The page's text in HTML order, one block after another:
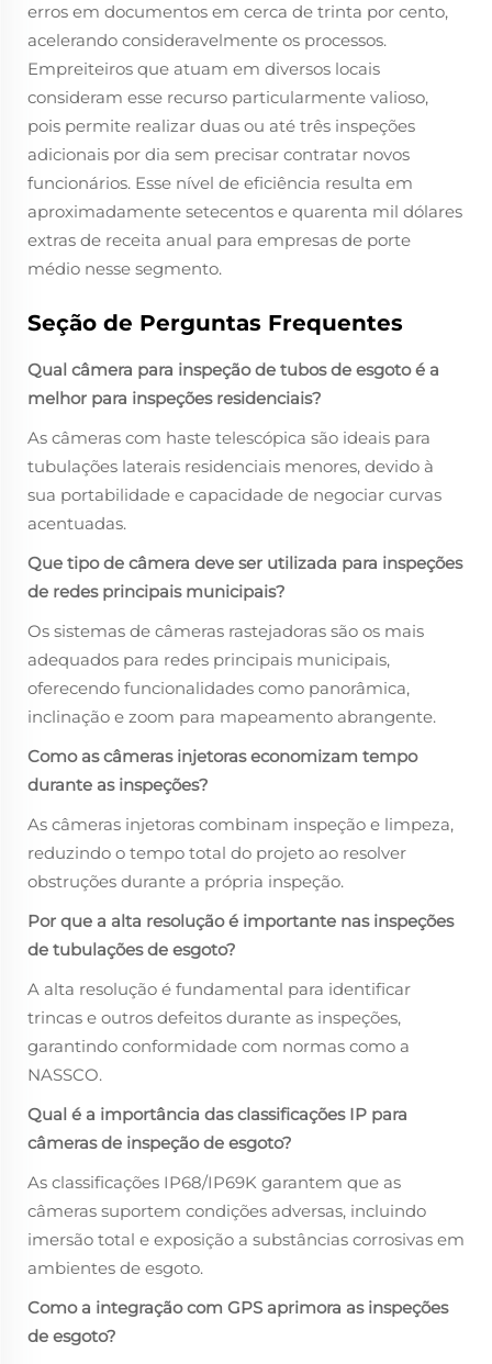
erros em documentos em cerca de trinta por cento,
acelerando consideravelmente os processos.
Empreiteiros que atuam em diversos locais
consideram esse recurso particularmente valioso,
pois permite realizar duas ou até três inspeções
adicionais por dia sem precisar contratar novos
funcionários. Esse nível de eficiência resulta em
aproximadamente setecentos e quarenta mil dólares
extras de receita anual para empresas de porte
médio nesse segmento.
Seção de Perguntas Frequentes
Qual câmera para inspeção de tubos de esgoto é a
melhor para inspeções residenciais?
As câmeras com haste telescópica são ideais para
tubulações laterais residenciais menores, devido à
sua portabilidade e capacidade de negociar curvas
acentuadas.
Que tipo de câmera deve ser utilizada para inspeções
de redes principais municipais?
Os sistemas de câmeras rastejadoras são os mais
adequados para redes principais municipais,
oferecendo funcionalidades como panorâmica,
inclinação e zoom para mapeamento abrangente.
Como as câmeras injetoras economizam tempo
durante as inspeções?
As câmeras injetoras combinam inspeção e limpeza,
reduzindo o tempo total do projeto ao resolver
obstruções durante a própria inspeção.
Por que a alta resolução é importante nas inspeções
de tubulações de esgoto?
A alta resolução é fundamental para identificar
trincas e outros defeitos durante as inspeções,
garantindo conformidade com normas como a
NASSCO.
Qual é a importância das classificações IP para
câmeras de inspeção de esgoto?
As classificações IP68/IP69K garantem que as
câmeras suportem condições adversas, incluindo
imersão total e exposição a substâncias corrosivas em
ambientes de esgoto.
Como a integração com GPS aprimora as inspeções
de esgoto?